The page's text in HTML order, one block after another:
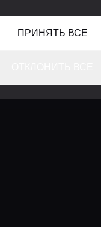
ПРИНЯТЬ ВСЕ